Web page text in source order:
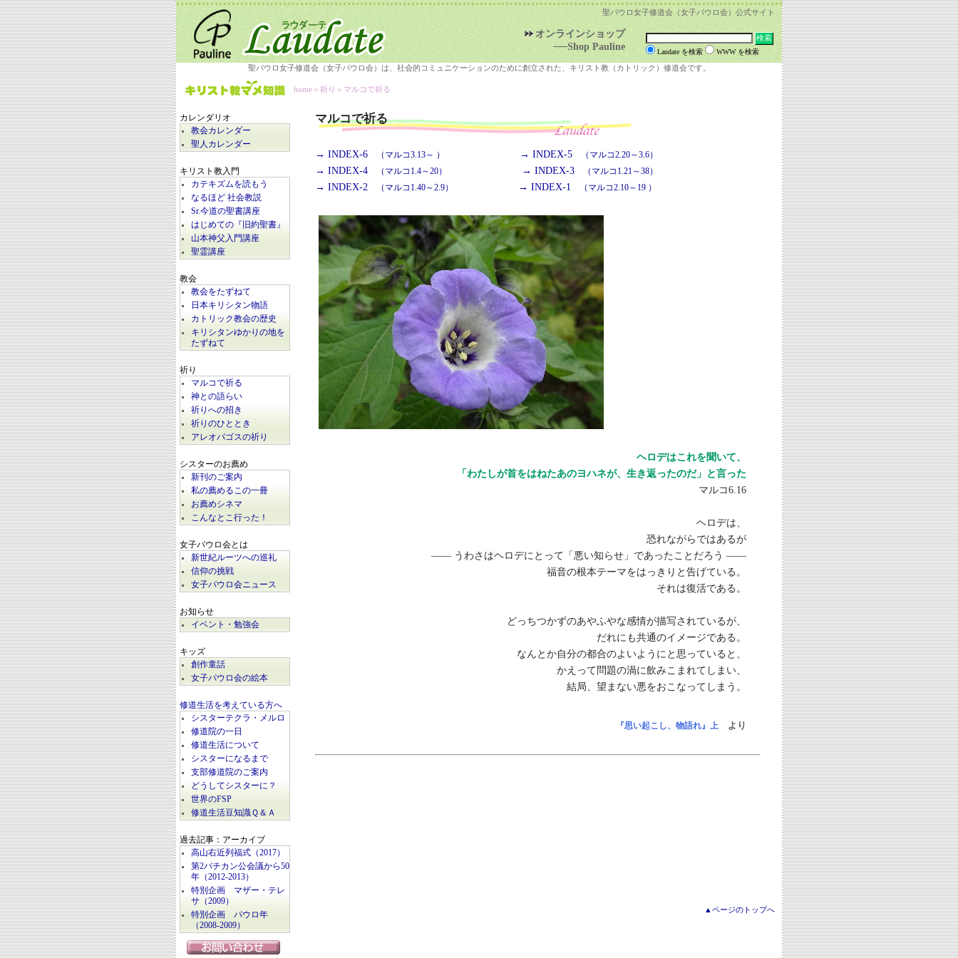
聖パウロ女子修道会（女子パウロ会）公式サイト
オンラインショップ
──Shop Pauline
Laudate を検索 WWW を検索
聖パウロ女子修道会（女子パウロ会）は、社会的コミュニケーションのために創立された、キリスト教（カトリック）修道会です。
カレンダリオ
教会カレンダー
聖人カレンダー
キリスト教入門
カテキズムを読もう
なるほど 社会教説
Sr.今道の聖書講座
はじめての『旧約聖書』
山本神父入門講座
聖霊講座
教会
教会をたずねて
日本キリシタン物語
カトリック教会の歴史
キリシタンゆかりの地を
たずねて
祈り
マルコで祈る
神との語らい
祈りへの招き
祈りのひととき
アレオパゴスの祈り
シスターのお薦め
新刊のご案内
私の薦めるこの一冊
お薦めシネマ
こんなとこ行った！
女子パウロ会とは
新世紀ルーツへの巡礼
信仰の挑戦
女子パウロ会ニュース
お知らせ
イベント・勉強会
キッズ
創作童話
女子パウロ会の絵本
修道生活を考えている方へ
シスターテクラ・メルロ
修道院の一日
修道生活について
シスターになるまで
支部修道院のご案内
どうしてシスターに？
世界のFSP
修道生活豆知識Ｑ＆Ａ
過去記事：アーカイブ
高山右近列福式（2017）
第2バチカン公会議から50
年（2012-2013）
特別企画 マザー・テレ
サ（2009）
特別企画 パウロ年
（2008-2009）
home ＞祈り＞ マルコで祈る
マルコで祈る
→ INDEX-6 （マルコ3.13～ ） → INDEX-5 （マルコ2.20～3.6）
→ INDEX-4 （マルコ1.4～20） → INDEX-3 （マルコ1.21～38）
→ INDEX-2 （マルコ1.40～2.9） → INDEX-1 （マルコ2.10～19 ）
ヘロデはこれを聞いて、
「わたしが首をはねたあのヨハネが、生き返ったのだ」と言った
マルコ6.16
ヘロデは、
恐れながらではあるが
—— うわさはヘロデにとって「悪い知らせ」であったことだろう ——
福音の根本テーマをはっきりと告げている。
それは復活である。
どっちつかずのあやふやな感情が描写されているが、
だれにも共通のイメージである。
なんとか自分の都合のよいようにと思っていると、
かえって問題の渦に飲みこまれてしまい、
結局、望まない悪をおこなってしまう。
『思い起こし、物語れ』上 より
▲ページのトップへ